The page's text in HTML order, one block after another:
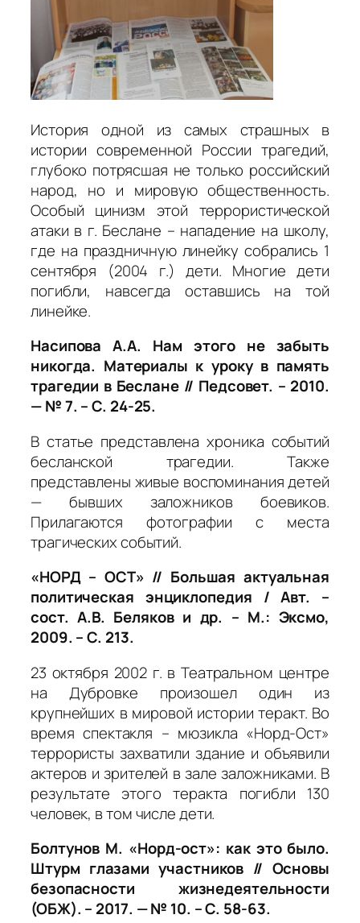
История одной из самых страшных в
истории современной России трагедий,
глубоко потрясшая не только российский
народ, но и мировую общественность.
Особый цинизм этой террористической
атаки в г. Беслане – нападение на школу,
где на праздничную линейку собрались 1
сентября (2004 г.) дети. Многие дети
погибли, навсегда оставшись на той
линейке.
Насипова А.А. Нам этого не забыть
никогда. Материалы к уроку в память
трагедии в Беслане // Педсовет. – 2010.
— № 7. – С. 24-25.
В статье представлена хроника событий
бесланской трагедии. Также
представлены живые воспоминания детей
— бывших заложников боевиков.
Прилагаются фотографии с места
трагических событий.
«НОРД – ОСТ» // Большая актуальная
политическая энциклопедия / Авт. –
сост. А.В. Беляков и др. – М.: Эксмо,
2009. – С. 213.
23 октября 2002 г. в Театральном центре
на Дубровке произошел один из
крупнейших в мировой истории теракт. Во
время спектакля – мюзикла «Норд-Ост»
террористы захватили здание и объявили
актеров и зрителей в зале заложниками. В
результате этого теракта погибли 130
человек, в том числе дети.
Болтунов М. «Норд-ост»: как это было.
Штурм глазами участников // Основы
безопасности жизнедеятельности
(ОБЖ). – 2017. — № 10. – С. 58-63.